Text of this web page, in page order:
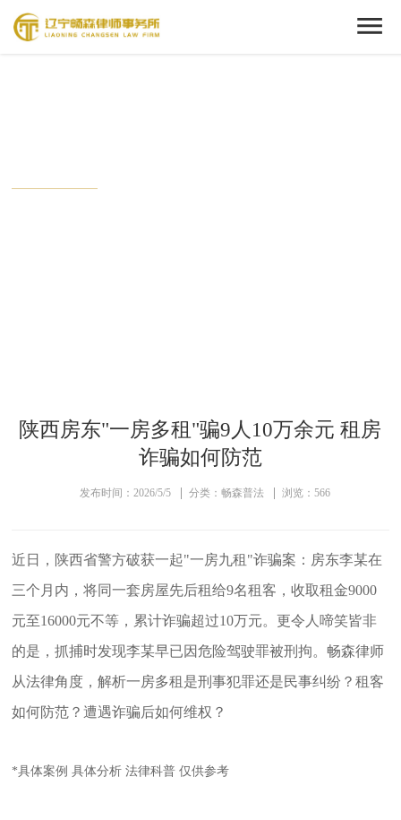
陕西房东"一房多租"骗9人10万余元 租房
诈骗如何防范
发布时间：2026/5/5 分类：畅森普法 浏览：566
近日，陕西省警方破获一起"一房九租"诈骗案：房东李某在
三个月内，将同一套房屋先后租给9名租客，收取租金9000
元至16000元不等，累计诈骗超过10万元。更令人啼笑皆非
的是，抓捕时发现李某早已因危险驾驶罪被刑拘。畅森律师
从法律角度，解析一房多租是刑事犯罪还是民事纠纷？租客
如何防范？遭遇诈骗后如何维权？
*具体案例 具体分析 法律科普 仅供参考